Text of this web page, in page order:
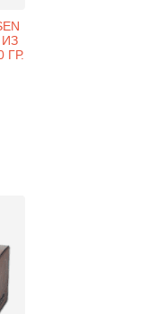
ИЗ
ГР.